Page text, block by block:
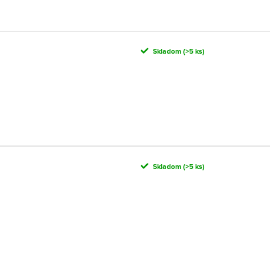
Skladom(>5 ks)
Skladom(>5 ks)